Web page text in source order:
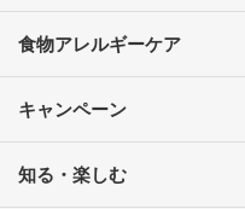
食物アレルギーケア
キャンペーン
知る・楽しむ